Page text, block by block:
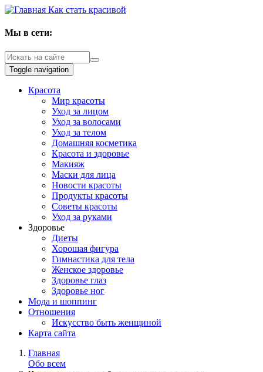
Как стать красивой
Мы в сети:
Toggle navigation
Красота
Мир красоты
Уход за лицом
Уход за волосами
Уход за телом
Домашняя косметика
Красота и здоровье
Макияж
Маски для лица
Новости красоты
Продукты красоты
Советы красоты
Уход за руками
Здоровье
Диеты
Хорошая фигура
Гимнастика для тела
Женское здоровье
Здоровье глаз
Здоровье ног
Мода и шоппинг
Отношения
Искусство быть женщиной
Карта сайта
Главная
Обо всем